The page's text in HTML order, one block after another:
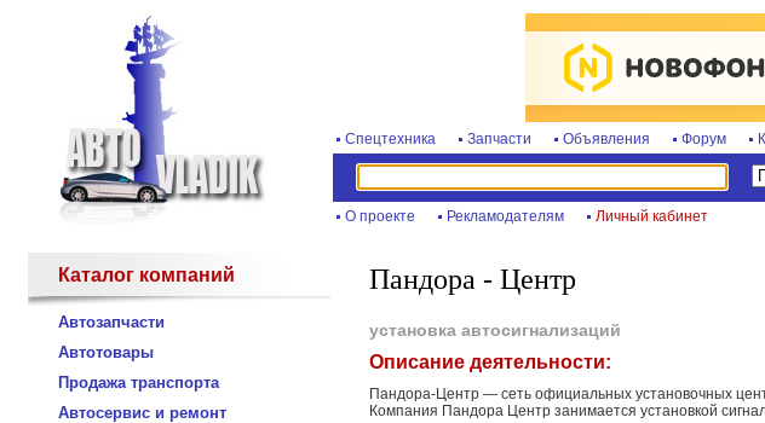
Спецтехника Запчасти Объявления Форум
О проекте Рекламодателям Личный кабинет
Каталог компаний
Автозапчасти
Автотовары
Продажа транспорта
Автосервис и ремонт
Пандора - Центр
установка автосигнализаций
Описание деятельности:
Пандора-Центр — сеть официальных установочных
Компания Пандора Центр занимается установкой